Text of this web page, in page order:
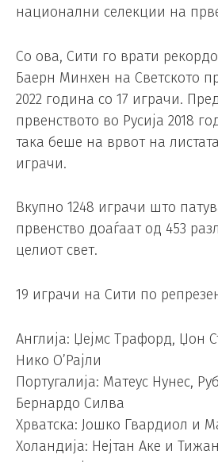
национални селекции на
Со ова, Сити го врати
Баерн Минхен на Светското
2022 година со 17 играчи.
првенството во Русија 2018
така беше на врвот на
играчи.
Вкупно 1248 играчи што
првенство доаѓаат од 453
целиот свет.
19 играчи на Сити по
Англија: Џејмс Трафорд, Џон
Нико О’Рајли
Португалија: Матеус Нунес,
Бернардо Силва
Хрватска: Јошко Гвардиол и
Холандија: Нејтан Аке и